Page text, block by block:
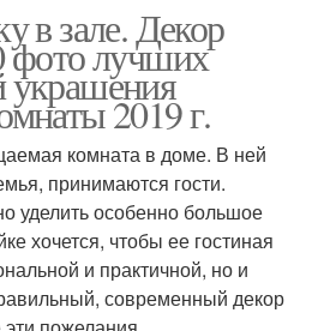
в зале. Декор
фото лучших
украшения
2019 г.
комната в доме. В ней
принимаются гости.
уделить особенно большое
хочется, чтобы ее гостиная
и практичной, но и
современный декор